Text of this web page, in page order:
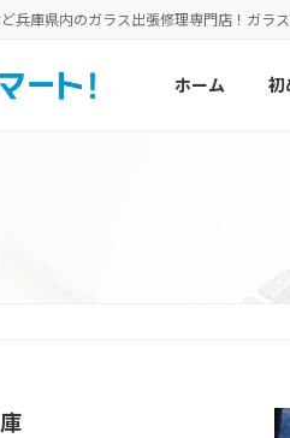
兵庫県内のガラス出張修理専門店！ガラ
ホーム 初